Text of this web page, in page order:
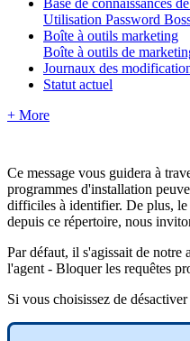
Utilisation Password
Boîte à outils marketing
Boîte à outils de
Journaux des
Statut actuel
+ More
Ce message vous guidera à
programmes d'installation
difficiles à identifier. De plus, le
depuis ce répertoire, nous
Par défaut, il s'agissait de notre
l'agent - Bloquer les requêtes
Si vous choisissez de désactiver